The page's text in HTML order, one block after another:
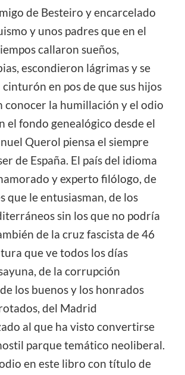
de Besteiro y encarcelado
y unos padres que en el
callaron sueños,
escondieron lágrimas y se
en pos de que sus hijos
conocer la humillación y el odio
el fondo genealógico desde el
Querol piensa el siempre
de España. El país del idioma
y experto filólogo, de
que le entusiasman, de los
sin los que no podría
de la cruz fascista de 46
que ve todos los días
de la corrupción
los buenos y los honrados
del Madrid
al que ha visto convertirse
parque temático neoliberal.
en este libro con título de